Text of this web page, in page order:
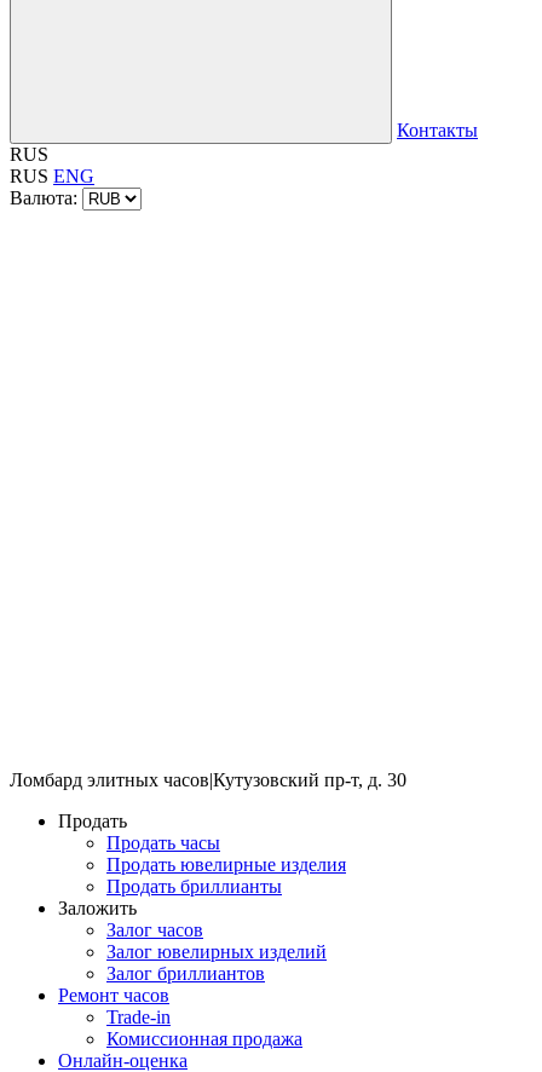
Контакты
RUS
RUS ENG
Валюта:
Ломбард элитных часов|Кутузовский пр-т, д. 30
Продать
Продать часы
Продать ювелирные изделия
Продать бриллианты
Заложить
Залог часов
Залог ювелирных изделий
Залог бриллиантов
Ремонт часов
Trade-in
Комиссионная продажа
Онлайн-оценка